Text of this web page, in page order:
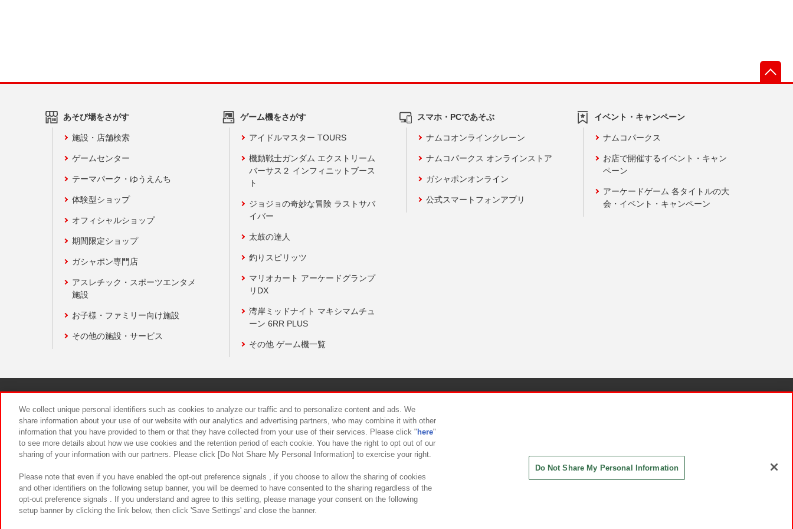
あそび場をさがす
施設・店舗検索
ゲームセンター
テーマパーク・ゆうえんち
体験型ショップ
オフィシャルショップ
期間限定ショップ
ガシャポン専門店
アスレチック・スポーツエンタメ
施設
お子様・ファミリー向け施設
その他の施設・サービス
ゲーム機をさがす
アイドルマスター TOURS
機動戦士ガンダム エクストリーム
バーサス２ インフィニットブース
ト
ジョジョの奇妙な冒険 ラストサバ
イバー
太鼓の達人
釣りスピリッツ
マリオカート アーケードグランプ
リDX
湾岸ミッドナイト マキシマムチュ
ーン 6RR PLUS
その他 ゲーム機一覧
スマホ・PCであそぶ
ナムコオンラインクレーン
ナムコパークス オンラインストア
ガシャポンオンライン
公式スマートフォンアプリ
イベント・キャンペーン
ナムコパークス
お店で開催するイベント・キャン
ペーン
アーケードゲーム 各タイトルの大
会・イベント・キャンペーン
食品のご提供について カスタマーハラスメント対応方針
We collect unique personal identifiers such as cookies to analyze our traffic and to personalize content and ads. We
share information about your use of our website with our analytics and advertising partners, who may combine it with other
information that you have provided to them or that they have collected from your use of their services. Please click " here"
to see more details about how we use cookies and the retention period of each cookie. You have the right to opt out of our
sharing of your information with our partners. Please click [Do Not Share My Personal Information] to exercise your right.
Please note that even if you have enabled the opt-out preference signals , if you choose to allow the sharing of cookies
and other identifiers on the following setup banner, you will be deemed to have consented to the sharing regardless of the
opt-out preference signals . If you understand and agree to this setting, please manage your consent on the following
setup banner by clicking the link below, then click 'Save Settings' and close the banner.
Do Not Share My Personal Information